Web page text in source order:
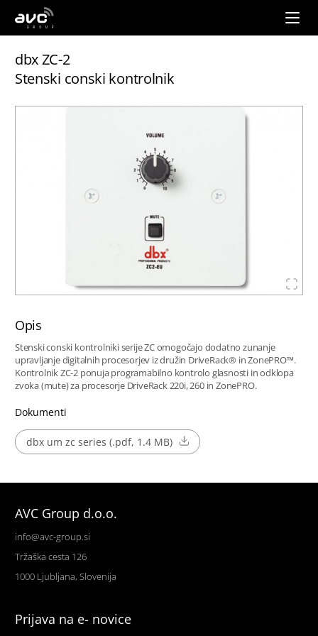
AVC
Group
dbx ZC-2
Stenski conski kontrolnik
Opis
Stenski conski kontrolniki serije ZC omogočajo dodatno zunanje
upravljanje digitalnih procesorjev iz družin DriveRack® in ZonePRO™.
Kontrolnik ZC-2 ponuja programabilno kontrolo glasnosti in odklopa
zvoka (mute) za procesorje DriveRack 220i, 260 in ZonePRO.
Dokumenti
dbx um zc series (.pdf, 1.4 MB)
AVC Group d.o.o.
info@avc-group.si
Tržaška cesta 126
1000 Ljubljana, Slovenija
Prijava na e- novice